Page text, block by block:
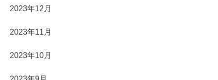
2023年12月
2023年11月
2023年10月